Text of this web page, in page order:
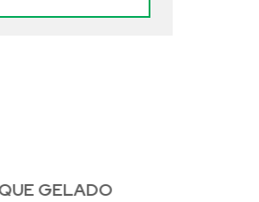
GELADO